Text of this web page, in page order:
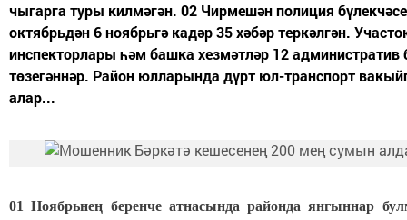
чыгарга туры килмәгән. 02 Чирмешән полиция
октябрьдән 6 ноябрьгә кадәр 35 хәбәр теркәлгән.
инспекторлары һәм башка хезмәтләр 12 административ
төзегәннәр. Район юлларында дүрт юл-транспорт
алар...
01 Ноябрьнең беренче атнасында районда янгыннар